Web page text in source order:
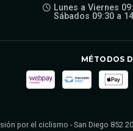
Lunes a Viernes
Sábados 09:30 a
MÉTODOS
por el ciclismo - San Diego 852